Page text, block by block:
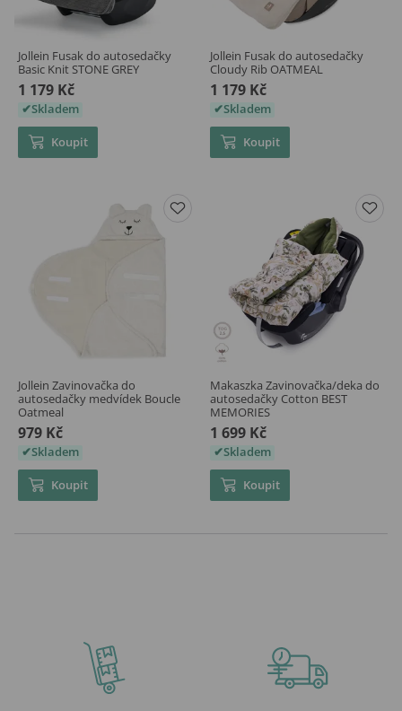
Jollein Fusak do autosedačky
Basic Knit STONE GREY
1 179 Kč
Skladem
Koupit
Jollein Fusak do autosedačky
Cloudy Rib OATMEAL
1 179 Kč
Skladem
Koupit
Jollein Zavinovačka do
autosedačky medvídek Boucle
Oatmeal
979 Kč
Skladem
Koupit
Makaszka Zavinovačka/deka do
autosedačky Cotton BEST
MEMORIES
1 699 Kč
Skladem
Koupit